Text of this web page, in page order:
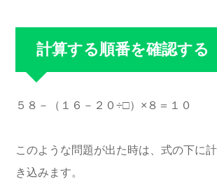
計算する順番を確認する
５８－（１６－２０÷□）×８＝１０
このような問題が出た時は、式の下に
き込みます。